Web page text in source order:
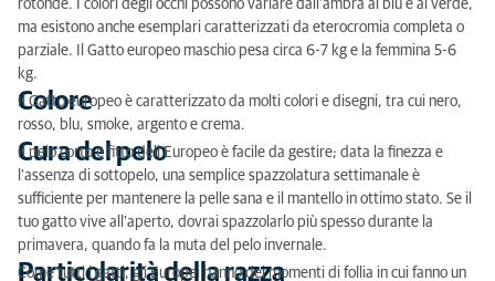
rotonde. I colori degli occhi possono variare dall'ambra al blu e al verde,
ma esistono anche esemplari caratterizzati da eterocromia completa o
parziale. Il Gatto europeo maschio pesa circa 6-7 kg e la femmina 5-6
kg.
Colore
Il Gatto europeo è caratterizzato da molti colori e disegni, tra cui nero,
rosso, blu, smoke, argento e crema.
Cura del pelo
Il pelo corto e fitto dell'Europeo è facile da gestire; data la finezza e
l'assenza di sottopelo, una semplice spazzolatura settimanale è
sufficiente per mantenere la pelle sana e il mantello in ottimo stato. Se il
tuo gatto vive all'aperto, dovrai spazzolarlo più spesso durante la
primavera, quando fa la muta del pelo invernale.
Particolarità della razza
Come tutti i gatti, gli Europei hanno dei momenti di follia in cui fanno un